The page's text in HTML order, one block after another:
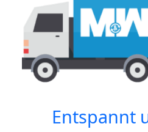
Entspannt